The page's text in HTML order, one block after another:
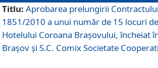
Titlu: Aprobarea prelungirii
1851/2010 a unui număr de 15 locuri
Hotelului Coroana Brașovului, încheiat
Braşov şi S.C. Comix Societate